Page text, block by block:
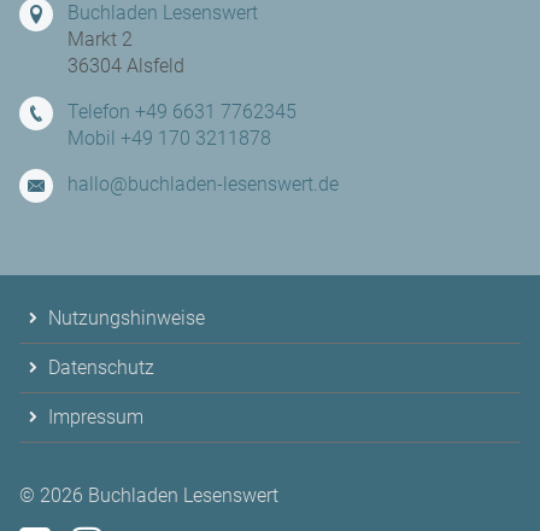
Buchladen Lesenswert
Markt 2
36304 Alsfeld
Telefon +49 6631 7762345
Mobil +49 170 3211878
hallo@buchladen-lesenswert.de
Nutzungshinweise
Datenschutz
Impressum
© 2026 Buchladen Lesenswert